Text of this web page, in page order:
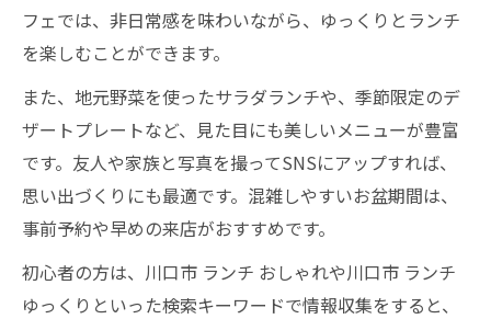
フェでは、非日常感を味わいながら、ゆっくりとランチ
を楽しむことができます。
また、地元野菜を使ったサラダランチや、季節限定のデ
ザートプレートなど、見た目にも美しいメニューが豊富
です。友人や家族と写真を撮ってSNSにアップすれば、
思い出づくりにも最適です。混雑しやすいお盆期間は、
事前予約や早めの来店がおすすめです。
初心者の方は、川口市 ランチ おしゃれや川口市 ランチ
ゆっくりといった検索キーワードで情報収集をすると、